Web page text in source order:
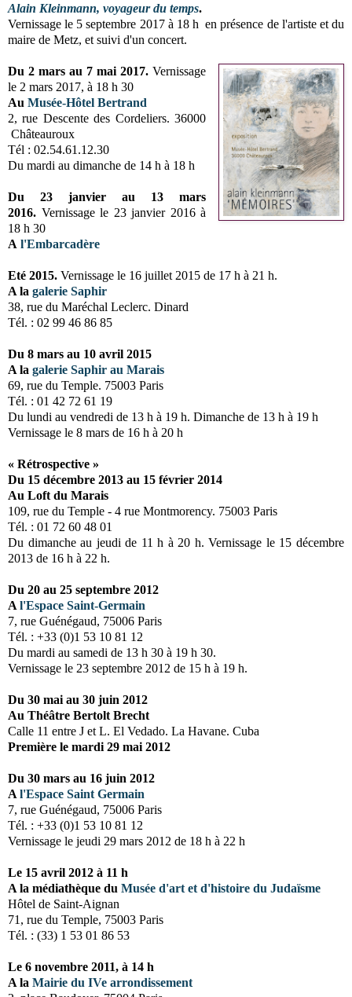
Alain Kleinmann, voyageur du temps.
Vernissage le 5 septembre 2017 à 18 h en présence de l'artiste et du
maire de Metz, et suivi d'un concert.
Du 2 mars au 7 mai 2017.Vernissage
le 2 mars 2017, à 18 h 30
Au Musée-Hôtel Bertrand
2, rue Descente des Cordeliers. 36000
Châteauroux
Tél : 02.54.61.12.30
Du mardi au dimanche de 14 h à 18 h
Du 23 janvier au 13 mars
2016. Vernissage le 23 janvier 2016 à
18 h 30
A l'Embarcadère
Eté 2015. Vernissage le 16 juillet 2015 de 17 h à 21 h.
A la galerie Saphir
38, rue du Maréchal Leclerc. Dinard
Tél. : 02 99 46 86 85
Du 8 mars au 10 avril 2015
A la galerie Saphir au Marais
69, rue du Temple. 75003 Paris
Tél. : 01 42 72 61 19
Du lundi au vendredi de 13 h à 19 h. Dimanche de 13 h à 19 h
Vernissage le 8 mars de 16 h à 20 h
« Rétrospective »
Du 15 décembre 2013 au 15 février 2014
Au Loft du Marais
109, rue du Temple - 4 rue Montmorency. 75003 Paris
Tél. : 01 72 60 48 01
Du dimanche au jeudi de 11 h à 20 h.Vernissage le 15 décembre
2013 de 16 h à 22 h.
Du 20 au 25 septembre 2012
A l'Espace Saint-Germain
7, rue Guénégaud, 75006 Paris
Tél. : +33 (0)1 53 10 81 12
Du mardi au samedi de 13 h 30 à 19 h 30.
Vernissage le 23 septembre 2012 de 15 h à 19 h.
Du 30 mai au 30 juin 2012
Au Théâtre Bertolt Brecht
Calle 11 entre J et L. El Vedado. La Havane. Cuba
Première le mardi 29 mai 2012
Du 30 mars au 16 juin 2012
A l'Espace Saint Germain
7, rue Guénégaud, 75006 Paris
Tél. : +33 (0)1 53 10 81 12
Vernissage le jeudi 29 mars 2012 de 18 h à 22 h
Le 15 avril 2012 à 11 h
A la médiathèque du Musée d'art et d'histoire du Judaïsme
Hôtel de Saint-Aignan
71, rue du Temple, 75003 Paris
Tél. : (33) 1 53 01 86 53
Le 6 novembre 2011, à 14 h
A la Mairie du IVe arrondissement